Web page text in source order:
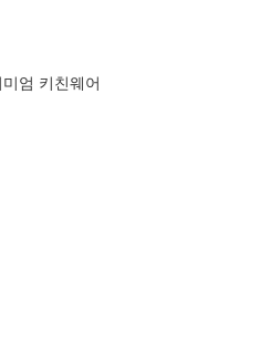
엄 키친웨어